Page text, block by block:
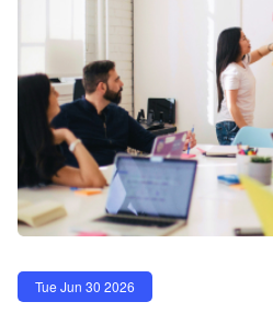
Tue Jun 30 2026